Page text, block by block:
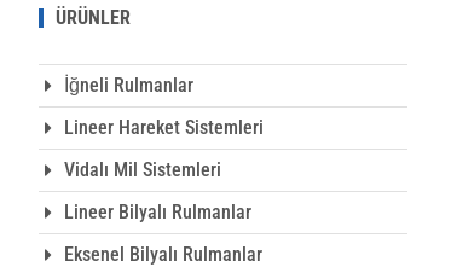
ÜRÜNLER
İğneli Rulmanlar
Lineer Hareket Sistemleri
Vidalı Mil Sistemleri
Lineer Bilyalı Rulmanlar
Eksenel Bilyalı Rulmanlar